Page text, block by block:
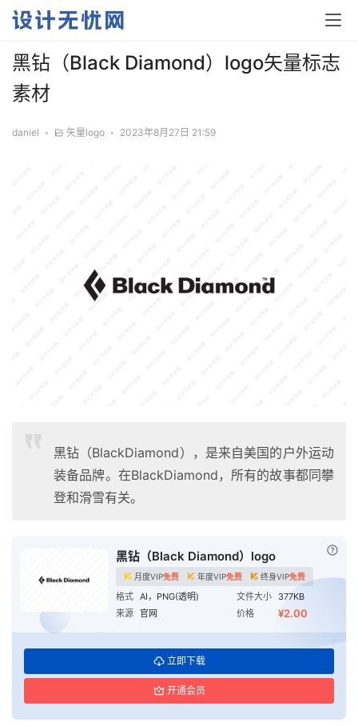
黑钻（Black Diamond）logo矢量标志
素材
daniel • 矢量logo • 2023年8月27日 21:59
黑钻（BlackDiamond），是来自美国的户外运动
装备品牌。在BlackDiamond，所有的故事都同攀
登和滑雪有关。
黑钻（Black Diamond）logo
月度VIP免费 年度VIP免费 终身VIP免费
格式 AI，PNG(透明) 文件大小
377KB
来源 官网 价格 ¥2.00
立即下载
开通会员